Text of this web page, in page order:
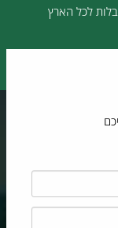
לכל הארץ